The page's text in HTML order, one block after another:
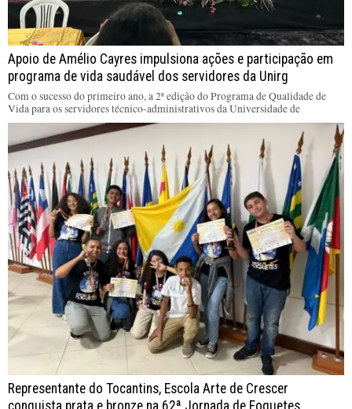
Apoio de Amélio Cayres impulsiona ações e participação em
programa de vida saudável dos servidores da Unirg
Com o sucesso do primeiro ano, a 2ª edição do Programa de Qualidade de
Vida para os servidores técnico-administrativos da Universidade de
Representante do Tocantins, Escola Arte de Crescer